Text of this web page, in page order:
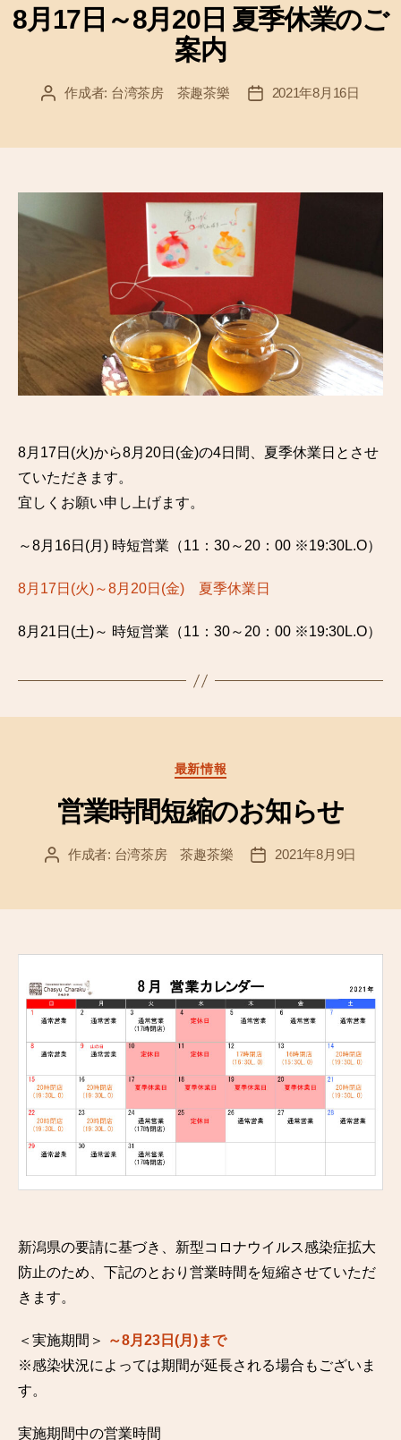
ゴ
リ
ー
8月17日～8月20日 夏季休業のご
案内
投 作成者: 台湾茶房 茶趣茶樂
投
2021年8月16日
8月17日(火)から8月20日(金)の4日間、夏季休業日とさせ
ていただきます。
宜しくお願い申し上げます。
～8月16日(月) 時短営業（11：30～20：00 ※19:30L.O）
8月17日(火)～8月20日(金) 夏季休業日
8月21日(土)～ 時短営業（11：30～20：00 ※19:30L.O）
カ
テ
ゴ
リ
最新情報
営業時間短縮のお知らせ
投 作成者: 台湾茶房 茶趣茶樂
投
2021年8月9日
新潟県の要請に基づき、新型コロナウイルス感染症拡大
防止のため、下記のとおり営業時間を短縮させていただ
きます。
＜実施期間＞
～8月23日(月)まで
※感染状況によっては期間が延長される場合もございま
す。
実施期間中の営業時間